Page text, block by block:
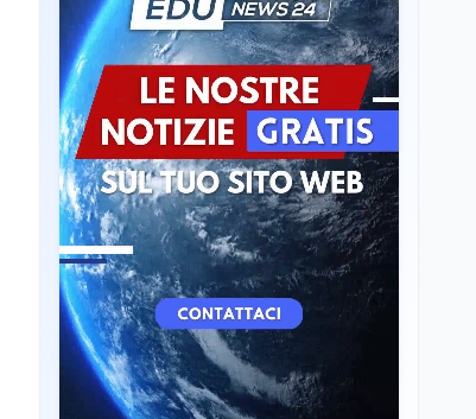
Mondo8 ago
A Nonthaburi il killer
14enne era bullizzato: la
CZ-75 era del nonno
Scuola8 ago
A Taranto la dispersione
si combatte con la
pedagogia della
relazione